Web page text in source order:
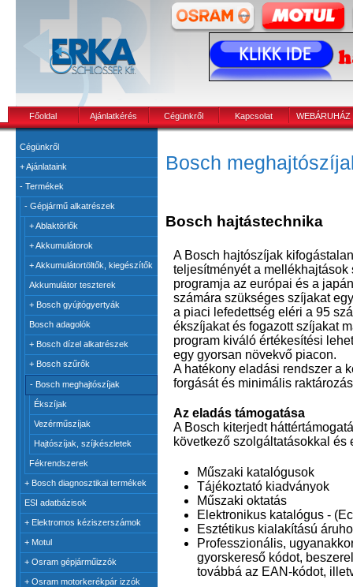
Főoldal Ajánlatkérés Cégünkről Kapcsolat WEBÁRUHÁZ
Cégünkről
+Ajánlataink
- Termékek
- Gépjármű alkatrészek
+Ablaktörlők
+Akkumulátorok
+Akkumulátortöltők, kiegészítők
Akkumulátor teszterek
+ Bosch gyújtógyertyák
Bosch adagolók
+ Bosch dízel alkatrészek
+ Bosch szűrők
- Bosch meghajtószíjak
Ékszíjak
Vezérműszíjak
Hajtószíjak, szíjkészletek
Fékrendszerek
+ Bosch diagnosztikai termékek
ESI adatbázisok
+ Elektromos kéziszerszámok
+ Motul
+ Osram gépjárműizzók
+ Osram motorkerékpár izzók
Bosch
Bosch hajtástechnika
A Bosch hajtószíjak
teljesítményét a mellékhajtások
programja az európai és a
számára szükséges szíjakat
a piaci lefedettség eléri a 95
ékszíjakat és fogazott szíjakat
program kiváló értékesítési
egy gyorsan növekvő piacon.
A hatékony eladási rendszer a
forgását és minimális
Az eladás támogatása
A Bosch kiterjedt
következő szolgáltatásokkal és
Műszaki katalógusok
Tájékoztató kiadványok
Műszaki oktatás
Elektronikus katalógus -
Esztétikus kialakítású
Professzionális,
gyorskereső kódot,
továbbá az EAN-kódot,